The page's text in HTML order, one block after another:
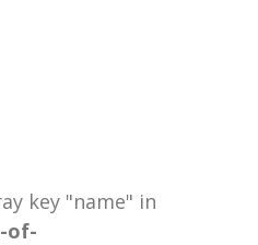
key "name" in
of-